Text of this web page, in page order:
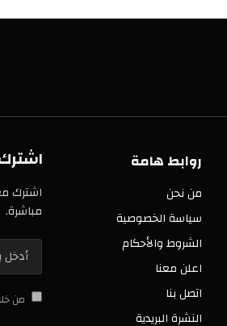
روابط هامة
من نحن
سياسة الخصوصية
الشروط والأحكام
اعلن معنا
اتصل بنا
النشرة البريدية
اشترك في
اشترك معنا
مباشرة.
من خلال